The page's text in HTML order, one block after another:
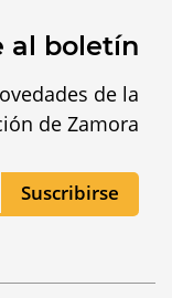
al boletín
de la
de Zamora